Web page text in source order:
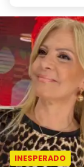
INESPERADO